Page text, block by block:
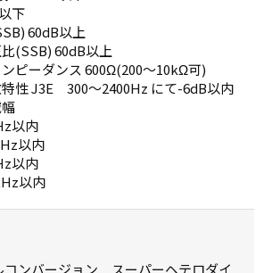
下
60dB以上
(SSB) 60dB以上
ピーダンス 600Ω(200～10kΩ可)
性 J3E 300～2400Hz にて-6dB以内
以内
以内
以内
以内
コンバージョン スーパーヘテロダイ